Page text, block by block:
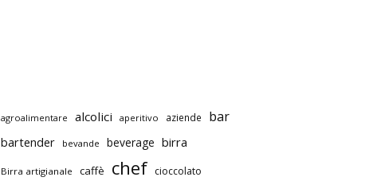
agroalimentare alcolici aperitivo aziende bar
bartender bevande beverage birra
Birra artigianale caffè chef cioccolato